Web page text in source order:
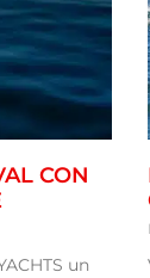
CON
un